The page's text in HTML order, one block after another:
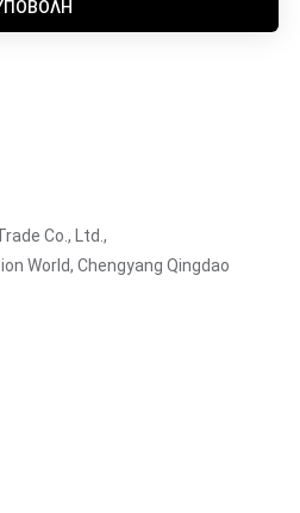
Co., Ltd.,
World, Chengyang Qingdao